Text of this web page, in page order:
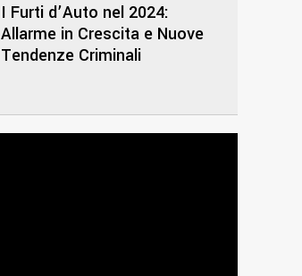
I Furti d’Auto nel 2024:
Allarme in Crescita e Nuove
Tendenze Criminali